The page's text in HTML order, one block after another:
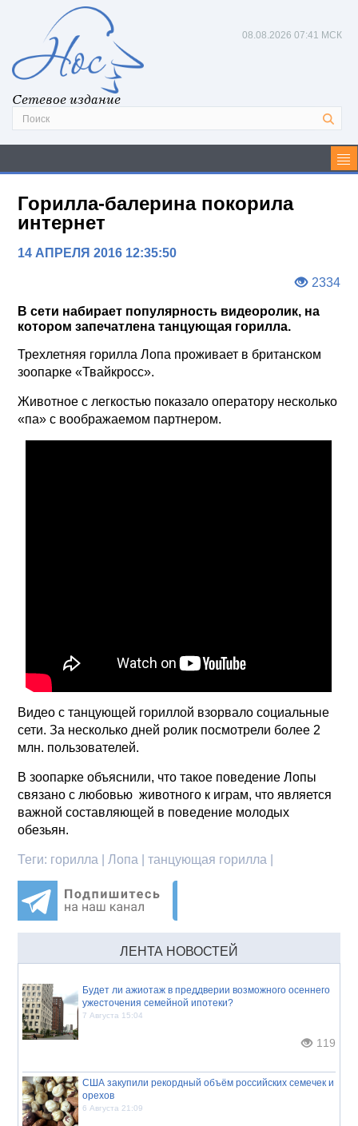
Сетевое издание
08.08.2026 07:41 МСК
Горилла-балерина покорила
интернет
14 АПРЕЛЯ 2016 12:35:50
2334
В сети набирает популярность видеоролик, на
котором запечатлена танцующая горилла.
Трехлетняя горилла Лопа проживает в британском
зоопарке «Твайкросс».
Животное с легкостью показало оператору несколько
«па» с воображаемом партнером.
Видео с танцующей гориллой взорвало социальные
сети. За несколько дней ролик посмотрели более 2
млн. пользователей.
В зоопарке объяснили, что такое поведение Лопы
связано с любовью животного к играм, что является
важной составляющей в поведение молодых
обезьян.
Теги: горилла | Лопа | танцующая горилла |
ЛЕНТА НОВОСТЕЙ
Будет ли ажиотаж в преддверии возможного осеннего
ужесточения семейной ипотеки?
7 Августа 15:04
119
США закупили рекордный объём российских семечек и
орехов
6 Августа 21:09